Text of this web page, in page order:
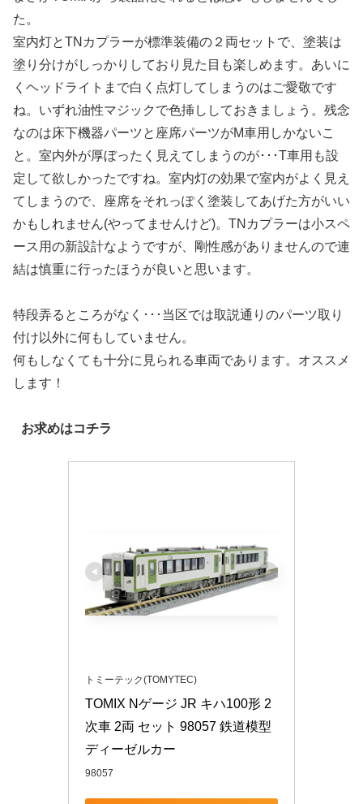
た。
室内灯とTNカプラーが標準装備の２両セットで、塗装は
塗り分けがしっかりしており見た目も楽しめます。あいに
くヘッドライトまで白く点灯してしまうのはご愛敬です
ね。いずれ油性マジックで色挿ししておきましょう。残念
なのは床下機器パーツと座席パーツがM車用しかないこ
と。室内外が厚ぼったく見えてしまうのが･･･T車用も設
定して欲しかったですね。室内灯の効果で室内がよく見え
てしまうので、座席をそれっぽく塗装してあげた方がいい
かもしれません(やってませんけど)。TNカプラーは小スペ
ース用の新設計なようですが、剛性感がありませんので連
結は慎重に行ったほうが良いと思います。
特段弄るところがなく･･･当区では取説通りのパーツ取り
付け以外に何もしていません。
何もしなくても十分に見られる車両であります。オススメ
します！
お求めはコチラ
トミーテック(TOMYTEC)
TOMIX Nゲージ JR キハ100形 2
次車 2両 セット 98057 鉄道模型
ディーゼルカー
98057